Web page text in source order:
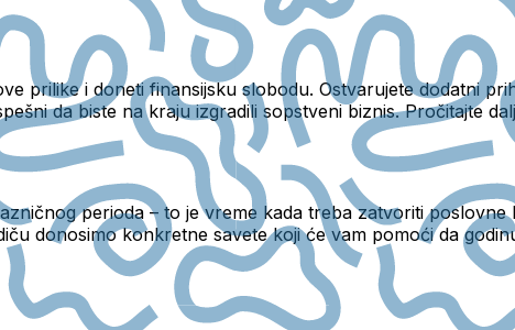
prilike i doneti finansijsku slobodu. Ostvarujete dodatni
da biste na kraju izgradili sopstveni biznis. Pročitajte
perioda – to je vreme kada treba zatvoriti
donosimo konkretne savete koji će vam pomoći da